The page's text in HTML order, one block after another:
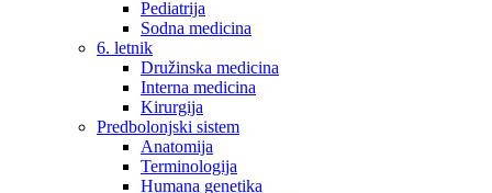
Pediatrija
Sodna medicina
6. letnik
Družinska medicina
Interna medicina
Kirurgija
Predbolonjski sistem
Anatomija
Terminologija
Humana genetika